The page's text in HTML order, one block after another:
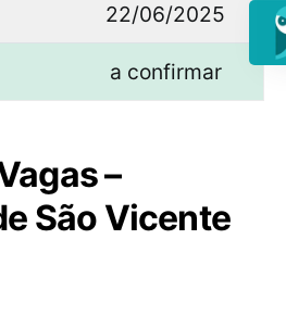
22/06/2025
a confirmar
–
São Vicente